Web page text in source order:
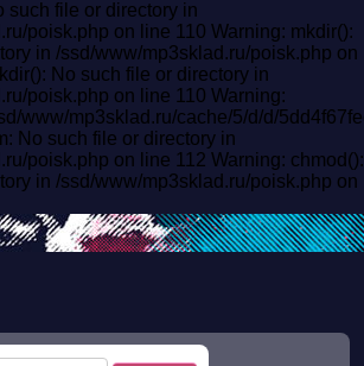
such file or directory in
poisk.php on line 110 Warning: mkdir():
in /ssd/www/mp3sklad.ru/poisk.php on
No such file or directory in
poisk.php on line 110 Warning:
www/mp3sklad.ru/cache/5/d/d/
No such file or directory in
poisk.php on line 112 Warning: chmod():
in /ssd/www/mp3sklad.ru/poisk.php on